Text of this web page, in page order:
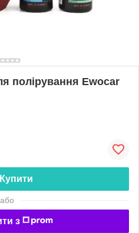
полірування Ewocar
Купити
або
з